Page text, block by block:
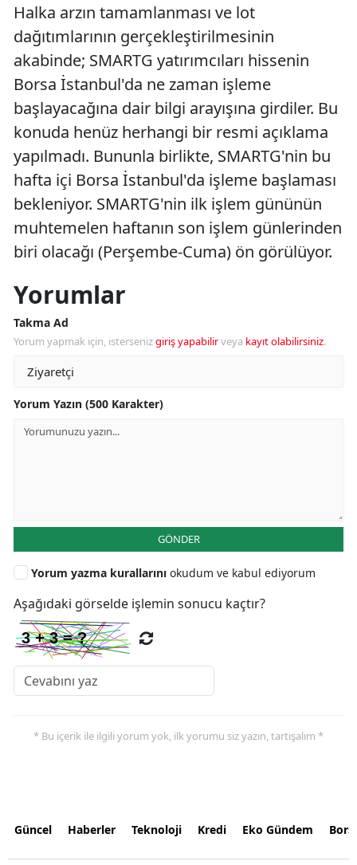
Halka arzın tamamlanması ve lot
dağıtımlarının gerçekleştirilmesinin
akabinde; SMARTG yatırımcıları hissenin
Borsa İstanbul'da ne zaman işleme
başlayacağına dair bilgi arayışına girdiler. Bu
konuda henüz herhangi bir resmi açıklama
yapılmadı. Bununla birlikte, SMARTG'nin bu
hafta içi Borsa İstanbul'da işleme başlaması
bekleniyor. SMARTG'nin ilk işlem gününün
muhtemelen haftanın son işlem günlerinden
biri olacağı (Perşembe-Cuma) ön görülüyor.
Yorumlar
Takma Ad
Yorum yapmak için, istersenizgiriş yapabilirveya kayıt olabilirsiniz.
Yorum Yazın (500 Karakter)
GÖNDER
Yorum yazma kurallarını okudum ve kabul ediyorum
Aşağıdaki görselde işlemin sonucu kaçtır?
* Bu içerik ile ilgili yorum yok, ilk yorumu siz yazın, tartışalım *
Güncel Haberler Teknoloji Kredi Eko Gündem